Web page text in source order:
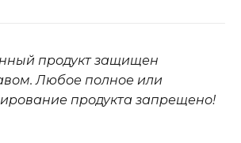
продукт защищен
Любое полное или
продукта запрещено!